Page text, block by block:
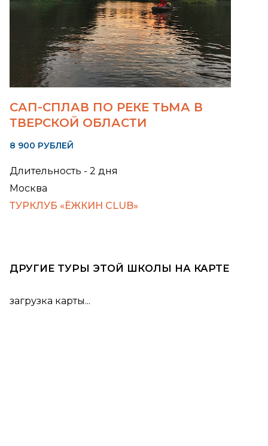
САП-СПЛАВ ПО РЕКЕ ТЬМА В
ТВЕРСКОЙ ОБЛАСТИ
8 900 РУБЛЕЙ
Длительность - 2 дня
Москва
ТУРКЛУБ «ЁЖКИН CLUB»
ДРУГИЕ ТУРЫ ЭТОЙ ШКОЛЫ НА КАРТЕ
загрузка карты...